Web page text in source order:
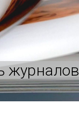
журналов